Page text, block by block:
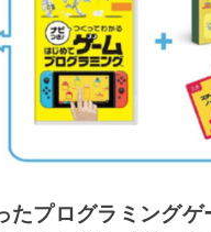
たプログラミングゲ